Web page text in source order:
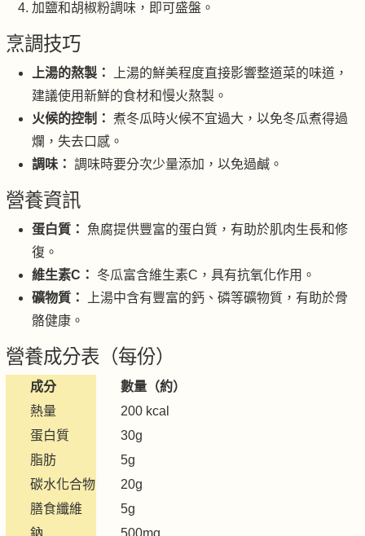
加鹽和胡椒粉調味，即可盛盤。
烹調技巧
上湯的熬製：
上湯的鮮美程度直接影響整道菜的味道，
建議使用新鮮的食材和慢火熬製。
火候的控制： 煮冬瓜時火候不宜過大，以免冬瓜煮得過
爛，失去口感。
調味： 調味時要分次少量添加，以免過鹹。
營養資訊
蛋白質：
魚腐提供豐富的蛋白質，有助於肌肉生長和修
復。
維生素C：
冬瓜富含維生素C，具有抗氧化作用。
礦物質：
上湯中含有豐富的鈣、磷等礦物質，有助於骨
骼健康。
營養成分表（每份）
成分
數量（約）
熱量
200 kcal
蛋白質
30g
脂肪
5g
碳水化合物
20g
膳食纖維
5g